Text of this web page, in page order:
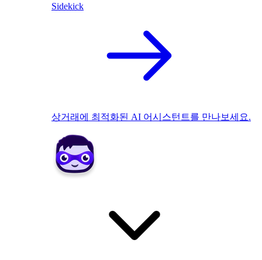
Sidekick
상거래에 최적화된 AI 어시스턴트를 만나보세요.